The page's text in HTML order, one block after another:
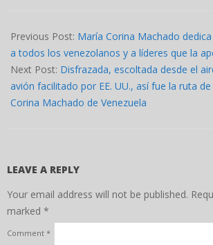
12-
10
Previous Post: María Corina Machado
a todos los venezolanos y a líderes que la
Next Post: Disfrazada, escoltada desde el
avión facilitado por EE. UU., así fue la ruta
Corina Machado de Venezuela
LEAVE A REPLY
Your email address will not be published.
marked *
Comment *